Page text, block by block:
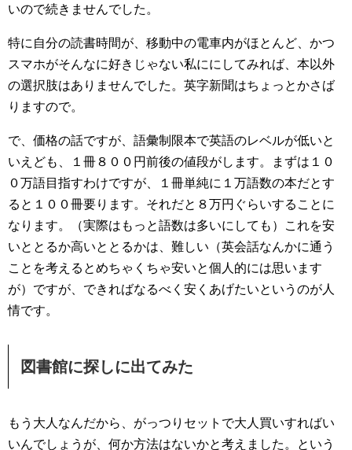
いので続きませんでした。
特に自分の読書時間が、移動中の電車内がほとんど、かつ
スマホがそんなに好きじゃない私ににしてみれば、本以外
の選択肢はありませんでした。英字新聞はちょっとかさば
りますので。
で、価格の話ですが、語彙制限本で英語のレベルが低いと
いえども、１冊８００円前後の値段がします。まずは１０
０万語目指すわけですが、１冊単純に１万語数の本だとす
ると１００冊要ります。それだと８万円ぐらいすることに
なります。（実際はもっと語数は多いにしても）これを安
いととるか高いととるかは、難しい（英会話なんかに通う
ことを考えるとめちゃくちゃ安いと個人的には思います
が）ですが、できればなるべく安くあげたいというのが人
情です。
図書館に探しに出てみた
もう大人なんだから、がっつりセットで大人買いすればい
いんでしょうが、何か方法はないかと考えました。という